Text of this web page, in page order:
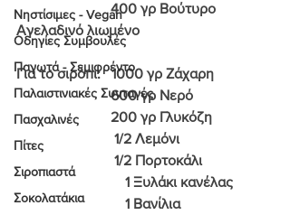
Νηστίσιμες - Vegan
Οδηγίες Συμβουλές
Παγωτά - Σεμιφρέντο
Παλαιστινιακές Συνταγές
Πασχαλινές
Πίτες
Σιροπιαστά
Σοκολατάκια
                          400 γρ Βούτυρο
Αγελαδινό λιωμένο
Για το σιρόπι:   1000 γρ Ζάχαρη
                          600 γρ Νερό
                          200 γρ Γλυκόζη
                           1/2 Λεμόνι
                           1/2 Πορτοκάλι
                              1 Ξυλάκι κανέλας
                              1 Βανίλια